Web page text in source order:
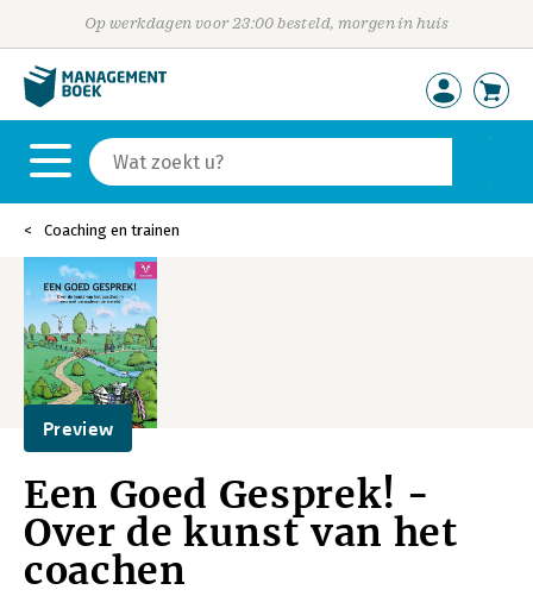
Op werkdagen voor 23:00 besteld, morgen in huis
Coaching en trainen
Preview
Een Goed Gesprek! -
Over de kunst van het
coachen